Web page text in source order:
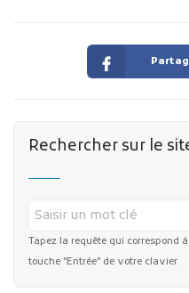
Rechercher sur le
Tapez la requête qui correspond
touche "Entrée" de votre clavier.